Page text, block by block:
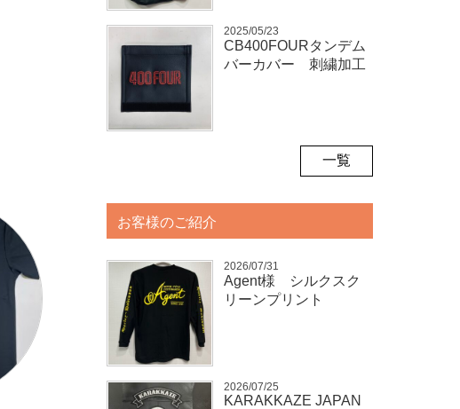
2025/05/23
CB400FOURタンデム
バーカバー 刺繍加工
一覧
お客様のご紹介
2026/07/31
Agent様 シルクスク
リーンプリント
2026/07/25
KARAKKAZE JAPAN